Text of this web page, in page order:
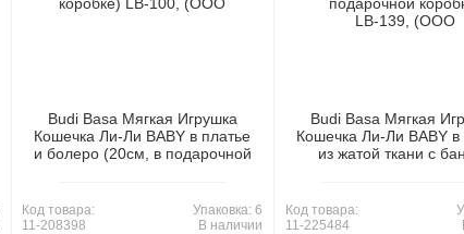
Budi Basa Мягкая Игрушка
Кошечка Ли-Ли BABY в платье
и болеро (20см, в подарочной
Код товара:
11-208398
Упаковка: 6
В наличии
Budi Basa Мягкая
Кошечка Ли-Ли BABY в
из жатой ткани с
Код товара:
11-225484